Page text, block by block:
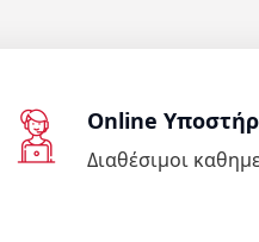
Online
Διαθέσιμοι